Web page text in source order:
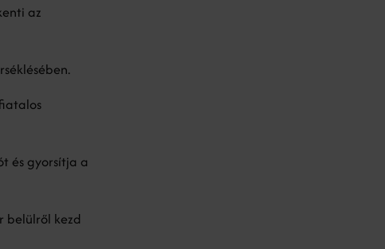
az
és gyorsítja a
belülről kezd